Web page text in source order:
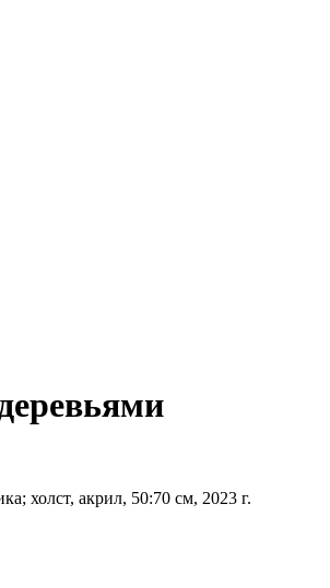
холст, акрил, 50:70 см, 2023 г.